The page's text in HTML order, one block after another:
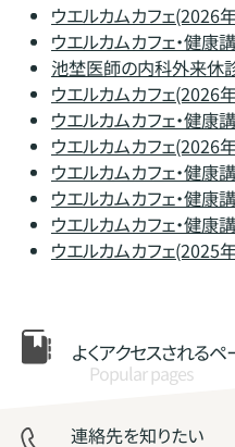
ウエルカムカフェ(2026
ウエルカムカフェ・健
池埜医師の内科外来休
ウエルカムカフェ(2026
ウエルカムカフェ・健
ウエルカムカフェ(2026
ウエルカムカフェ・健
ウエルカムカフェ・健
ウエルカムカフェ・健
ウエルカムカフェ(2025
よくアクセスされるペ
Popular pages
連絡先を知りたい